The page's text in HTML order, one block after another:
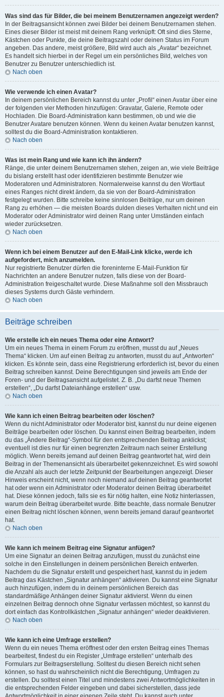
Was sind das für Bilder, die bei meinem Benutzernamen angezeigt werden?
In der Beitragsansicht können zwei Bilder bei deinem Benutzernamen stehen.
Eines dieser Bilder ist meist mit deinem Rang verknüpft: Oft sind dies Sterne,
Kästchen oder Punkte, die deine Beitragszahl oder deinen Status im Forum
angeben. Das andere, meist größere, Bild wird auch als „Avatar“ bezeichnet.
Es handelt sich hierbei in der Regel um ein persönliches Bild, welches von
Benutzer zu Benutzer unterschiedlich ist.
Nach oben
Wie verwende ich einen Avatar?
In deinem persönlichen Bereich kannst du unter „Profil“ einen Avatar über eine
der folgenden vier Methoden hinzufügen: Gravatar, Galerie, Remote oder
Hochladen. Die Board-Administration kann bestimmen, ob und wie die
Benutzer Avatare benutzen können. Wenn du keinen Avatar benutzen kannst,
solltest du die Board-Administration kontaktieren.
Nach oben
Was ist mein Rang und wie kann ich ihn ändern?
Ränge, die unter deinem Benutzernamen stehen, zeigen an, wie viele Beiträge
du bislang erstellt hast oder identifizieren bestimmte Benutzer wie
Moderatoren und Administratoren. Normalerweise kannst du den Wortlaut
eines Ranges nicht direkt ändern, da sie von der Board-Administration
festgelegt wurden. Bitte schreibe keine sinnlosen Beiträge, nur um deinen
Rang zu erhöhen — die meisten Boards dulden dieses Verhalten nicht und ein
Moderator oder Administrator wird deinen Rang unter Umständen einfach
wieder zurücksetzen.
Nach oben
Wenn ich bei einem Benutzer auf den E-Mail-Link klicke, werde ich
aufgefordert, mich anzumelden.
Nur registrierte Benutzer dürfen die foreninterne E-Mail-Funktion für
Nachrichten an andere Benutzer nutzen, falls diese von der Board-
Administration freigeschaltet wurde. Diese Maßnahme soll den Missbrauch
dieses Systems durch Gäste verhindern.
Nach oben
Beiträge schreiben
Wie erstelle ich ein neues Thema oder eine Antwort?
Um ein neues Thema in einem Forum zu eröffnen, musst du auf „Neues
Thema“ klicken. Um auf einen Beitrag zu antworten, musst du auf „Antworten“
klicken. Es könnte sein, dass eine Registrierung erforderlich ist, bevor du einen
Beitrag schreiben kannst. Deine Berechtigungen sind jeweils am Ende der
Foren- und der Beitragsansicht aufgelistet. Z. B. „Du darfst neue Themen
erstellen“, „Du darfst Dateianhänge erstellen“ usw.
Nach oben
Wie kann ich einen Beitrag bearbeiten oder löschen?
Wenn du nicht Administrator oder Moderator bist, kannst du nur deine eigenen
Beiträge bearbeiten oder löschen. Du kannst einen Beitrag bearbeiten, indem
du das „Ändere Beitrag“-Symbol für den entsprechenden Beitrag anklickst;
eventuell ist dies nur für einen begrenzten Zeitraum nach seiner Erstellung
möglich. Wenn bereits jemand auf deinen Beitrag geantwortet hat, wird dein
Beitrag in der Themenansicht als überarbeitet gekennzeichnet. Es wird sowohl
die Anzahl als auch der letzte Zeitpunkt der Bearbeitungen angezeigt. Dieser
Hinweis erscheint nicht, wenn noch niemand auf deinen Beitrag geantwortet
hat oder wenn ein Administrator oder Moderator deinen Beitrag überarbeitet
hat. Diese können jedoch, falls sie es für nötig halten, eine Notiz hinterlassen,
warum dein Beitrag überarbeitet wurde. Bitte beachte, dass normale Benutzer
einen Beitrag nicht löschen können, wenn bereits jemand darauf geantwortet
hat.
Nach oben
Wie kann ich meinem Beitrag eine Signatur anfügen?
Um eine Signatur an deinen Beitrag anzufügen, musst du zunächst eine
solche in den Einstellungen in deinem persönlichen Bereich entwerfen.
Nachdem du die Signatur erstellt und gespeichert hast, kannst du in jedem
Beitrag das Kästchen „Signatur anhängen“ aktivieren. Du kannst eine Signatur
auch hinzufügen, indem du in deinem persönlichen Bereich das
standardmäßige Anhängen deiner Signatur aktivierst. Wenn du einen
einzelnen Beitrag dennoch ohne Signatur verfassen möchtest, so kannst du
dort einfach das Kontrollkästchen „Signatur anhängen“ wieder deaktivieren.
Nach oben
Wie kann ich eine Umfrage erstellen?
Wenn du ein neues Thema eröffnest oder den ersten Beitrag eines Themas
bearbeitest, findest du ein Register „Umfrage erstellen“ unterhalb des
Formulars zur Beitragserstellung. Solltest du diesen Bereich nicht sehen
können, so hast du wahrscheinlich nicht die Berechtigung, Umfragen zu
erstellen. Du solltest einen Titel und mindestens zwei Antwortmöglichkeiten in
die entsprechenden Felder eingeben und dabei sicherstellen, dass jede